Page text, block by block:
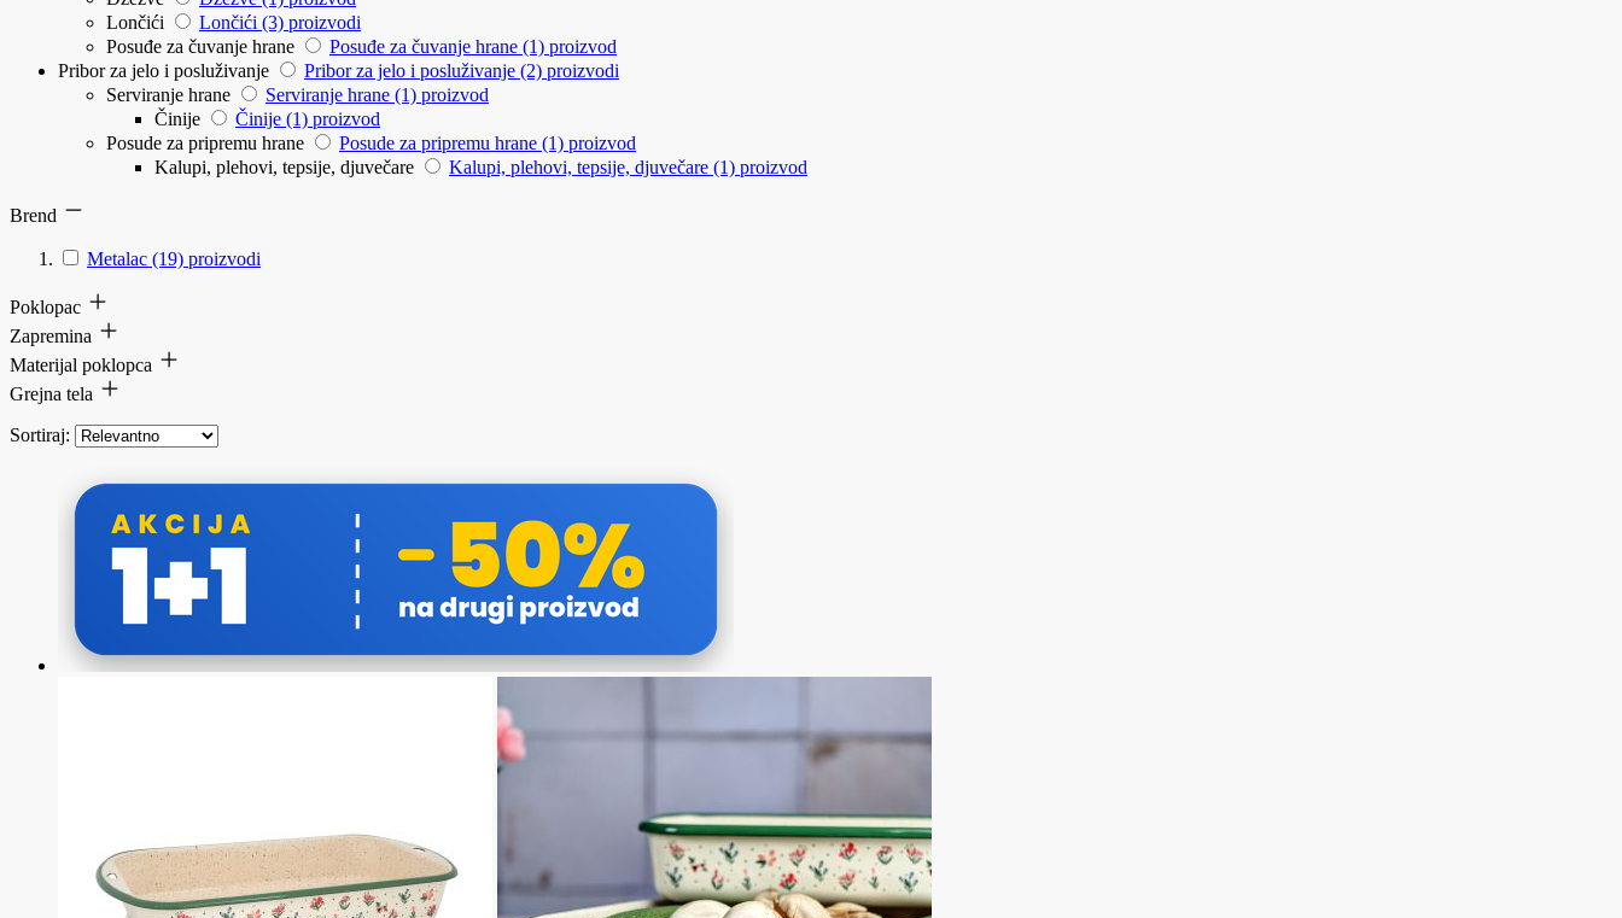
Lončići
Lončići (3) proizvodi
Posuđe za čuvanje hrane
Posuđe za čuvanje hrane (1) proizvod
Pribor za jelo i posluživanje
Pribor za jelo i posluživanje (2) proizvodi
Serviranje hrane
Serviranje hrane (1) proizvod
Činije
Činije (1) proizvod
Posude za pripremu hrane
Posude za pripremu hrane (1) proizvod
Kalupi, plehovi, tepsije, djuvečare
Kalupi, plehovi, tepsije, djuvečare (1) proizvod
Brend
Metalac (19) proizvodi
Poklopac
Zapremina
Materijal poklopca
Grejna tela
Sortiraj: